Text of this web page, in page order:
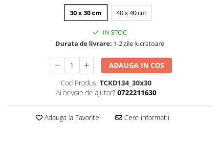
Tricouri pescari
Tricouri gameri
Tricouri music is life
Tricouri sporturi de iarna
Tricouri ski
30 x 30 cm 40 x 40 cm
IN STOC
Durata de livrare: 1-2 zile lucratoare
ADAUGA IN COS
Cod Produs: TCKD134_30x30
Ai nevoie de ajutor? 0722211630
Adauga la Favorite Cere informatii